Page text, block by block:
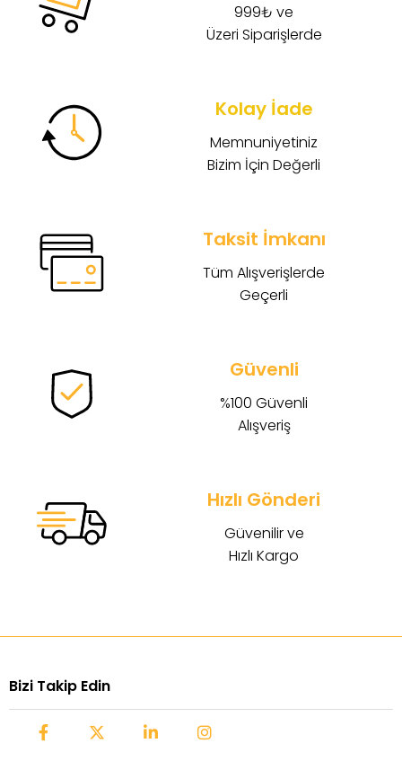
999₺ ve
Üzeri Siparişlerde
Kolay İade
Memnuniyetiniz
Bizim İçin Değerli
Taksit İmkanı
Tüm Alışverişlerde
Geçerli
Güvenli
%100 Güvenli
Alışveriş
Hızlı Gönderi
Güvenilir ve
Hızlı Kargo
Bizi Takip Edin